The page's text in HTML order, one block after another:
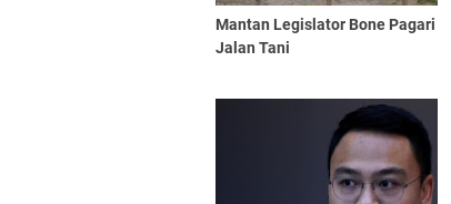
Mantan Legislator Bone Pagari
Jalan Tani